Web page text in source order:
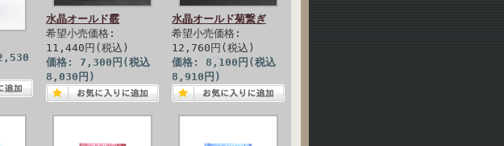
水晶オールド霰
希望小売価格:
11,440円(税込)
価格: 7,300円(税込
8,030円)
水晶オールド菊繋ぎ
希望小売価格:
12,760円(税込)
価格: 8,100円(税込
8,910円)